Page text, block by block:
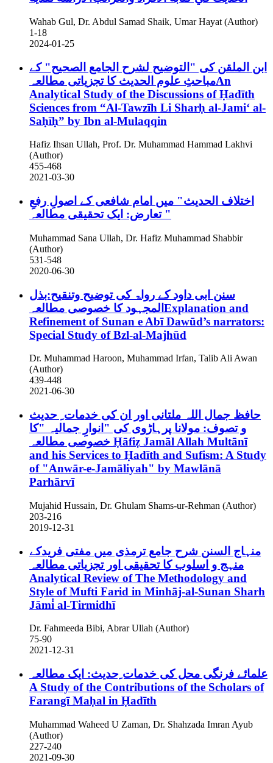
Wahab Gul, Dr. Abdul Samad Shaik, Umar Hayat (Author)
1-18
2024-01-25
ابن الملقن کی "التوضیح لشرح الجامع الصحیح" کے
مباحثِ علوم الحدیث کا تجزیاتی مطالعہAn
Analytical Study of the Discussions of Ḥadīth
Sciences from “Al-Tawzīh Li Sharḥ al-Jamiʻ al-
Saḥīḥ” by Ibn al-Mulaqqin
Hafiz Ihsan Ullah, Prof. Dr. Muhammad Hammad Lakhvi
(Author)
455-468
2021-03-30
اختلاف الحدیث" میں امام شافعی کے اصولِ رفعِ
تعارض: ایک تحقیقی مطالعہ "
Muhammad Sana Ullah, Dr. Hafiz Muhammad Shabbir
(Author)
531-548
2020-06-30
سنن ابی داود کے رواۃ کی توضیح وتنقیح:بذل
المجہود کا خصوصی مطالعہExplanation and
Refinement of Sunan e Abī Dawūd’s narrators:
Special Study of Bzl-al-Majhūd
Dr. Muhammad Haroon, Muhammad Irfan, Talib Ali Awan
(Author)
439-448
2021-06-30
حافظ جمال اللہ ملتانی اور ان کی خدمات ِ حدیث
و تصوف: مولانا پرہاڑوی کی "انوارِ جمالیہ "کا
Ḥāfiẓ Jamāl Allah Multānī
and his Services to Ḥadīth and Sufism: A Study
of "Anwār-e-Jamāliyah" by Mawlānā
Parhārvī
Mujahid Hussain, Dr. Ghulam Shams-ur-Rehman (Author)
203-216
2019-12-31
منہاج السنن شرح جامع ترمذی میں مفتی فریدکے
منہج و اسلوب کا تحقیقی اور تجزیاتی مطالعہ
Analytical Review of The Methodology and
Style of Mufti Farid in Minhāj-al-Sunan Sharh
Jāmi̒ al-Tirmidhī
Dr. Fahmeeda Bibi, Abrar Ullah (Author)
75-90
2021-12-31
علمائے فرنگی محل کی خدمات ِحدیث: ایک مطالعہ
A Study of the Contributions of the Scholars of
Farangī Maḥal in Ḥadīth
Muhammad Waheed U Zaman, Dr. Shahzada Imran Ayub
(Author)
227-240
2021-09-30